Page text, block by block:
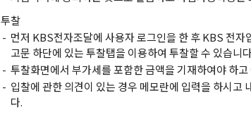
투찰
- 먼저 KBS전자조달에 사용자 로그인을 한 후 KBS 전
고문 하단에 있는 투찰탭을 이용하여 투찰할 수 있습니
- 투찰화면에서 부가세를 포함한 금액을 기재하여야 하
- 입찰에 관한 의견이 있는 경우 메모란에 입력을 하시고
다.